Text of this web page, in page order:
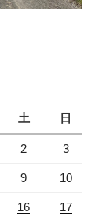
土 日
2 3
9 10
16 17